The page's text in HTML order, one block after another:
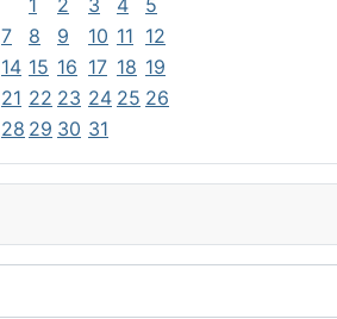
7 8 9 10 11 12
14 15 16 17 18 19
21 22 23 24 25 26
28 29 30 31